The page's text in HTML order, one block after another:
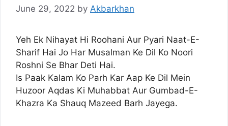
June 29, 2022 by Akbarkhan
Yeh Ek Nihayat Hi Roohani Aur Pyari Naat-E-
Sharif Hai Jo Har Musalman Ke Dil Ko Noori
Roshni Se Bhar Deti Hai.
Is Paak Kalam Ko Parh Kar Aap Ke Dil Mein
Huzoor Aqdas Ki Muhabbat Aur Gumbad-E-
Khazra Ka Shauq Mazeed Barh Jayega.